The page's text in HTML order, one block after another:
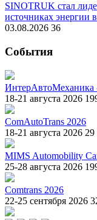
SINOTRUK стал
источниках энергии
03.08.2026 36
События
ИнтерАвтоМеханика
18-21 августа 2026
ComAutoTrans 2026
18-21 августа 2026 29
MIMS Automobility
25-28 августа 2026
Comtrans 2026
22-25 сентября 2026